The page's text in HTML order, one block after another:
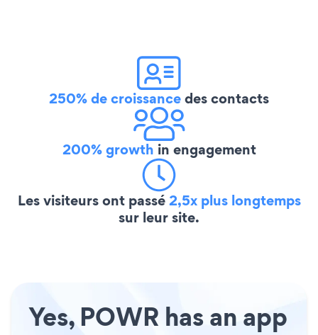
250% de croissancedes contacts
200% growth in engagement
Les visiteurs ont passé2,5x plus longtemps
sur leur site.
Yes, POWR has an app